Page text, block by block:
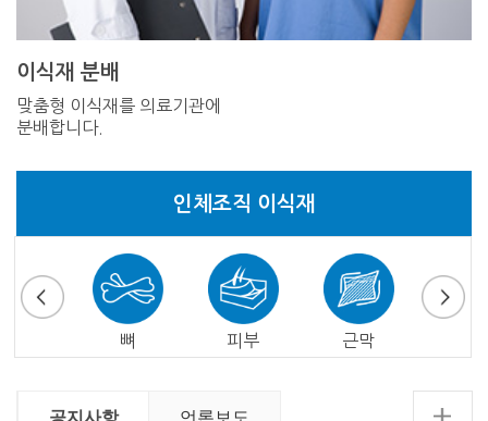
이식재 분배
맞춤형 이식재를 의료기관에
분배합니다.
인체조직 이식재
뼈 피부 근막
공지사항 언론보도